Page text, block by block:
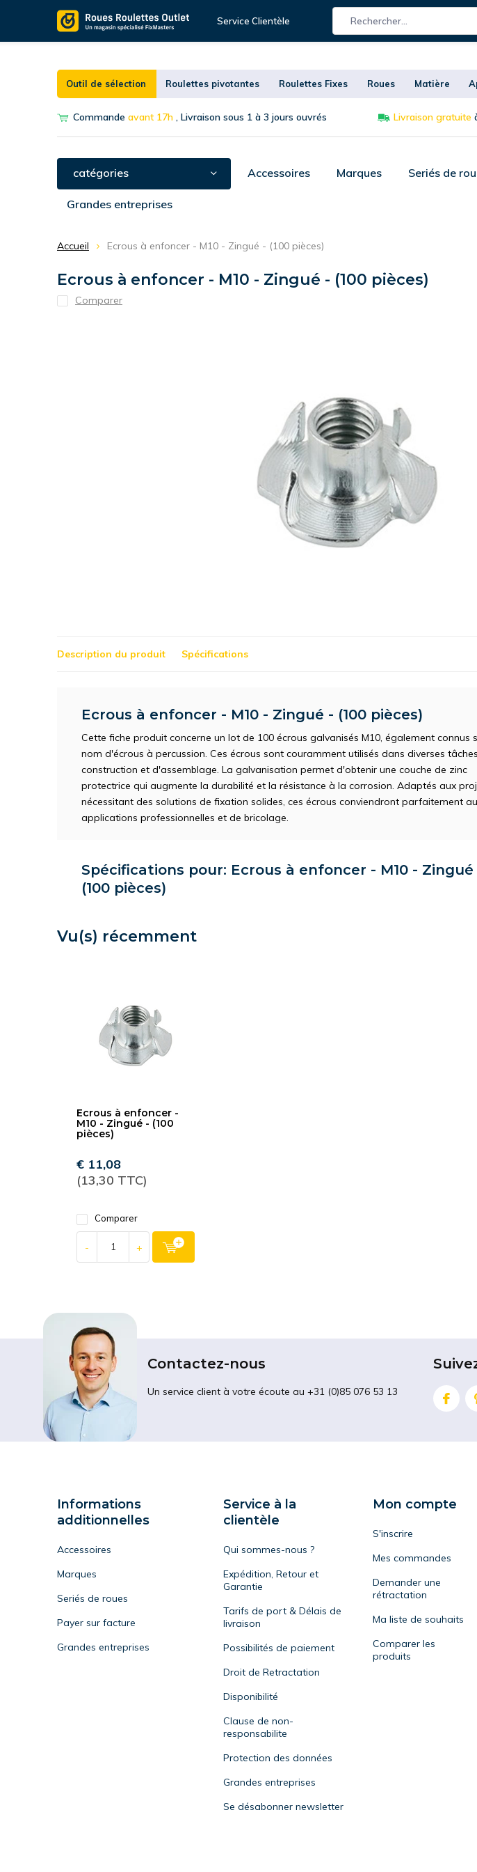
Service Clientèle
Outil de sélection Roulettes pivotantes Roulettes Fixes Roues Matière
Commande avant 17h , Livraison sous 1 à 3 jours ouvrés Livraison gratuite
catégories Accessoires Marques Seriés de
Grandes entreprises
Accueil Ecrous à enfoncer - M10 - Zingué - (100 pièces)
Ecrous à enfoncer - M10 - Zingué - (100 pièces)
Comparer
Description du produit Spécifications
Ecrous à enfoncer - M10 - Zingué - (100 pièces)
Cette fiche produit concerne un lot de 100 écrous galvanisés M10, également connus
nom d'écrous à percussion. Ces écrous sont couramment utilisés dans diverses
construction et d'assemblage. La galvanisation permet d'obtenir une couche de zinc
protectrice qui augmente la durabilité et la résistance à la corrosion. Adaptés aux
nécessitant des solutions de fixation solides, ces écrous conviendront parfaitement
applications professionnelles et de bricolage.
Spécifications pour: Ecrous à enfoncer - M10 - Zingué
(100 pièces)
Vu(s) récemment
Ecrous à enfoncer -
M10 - Zingué - (100
pièces)
€ 11,08
(13,30 TTC)
Comparer
- +
Contactez-nous
Un service client à votre écoute au +31 (0)85 076 53 13
Informations
additionnelles
Accessoires
Marques
Seriés de roues
Payer sur facture
Grandes entreprises
Service à la
clientèle
Qui sommes-nous ?
Expédition, Retour et
Garantie
Tarifs de port & Délais de
livraison
Possibilités de paiement
Droit de Retractation
Disponibilité
Clause de non-
responsabilite
Protection des données
Grandes entreprises
Se désabonner newsletter
Mon compte
S'inscrire
Mes commandes
Demander une
rétractation
Ma liste de souhaits
Comparer les
produits